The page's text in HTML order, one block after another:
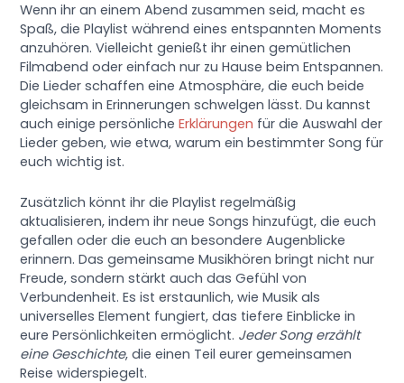
Wenn ihr an einem Abend zusammen seid, macht es
Spaß, die Playlist während eines entspannten Moments
anzuhören. Vielleicht genießt ihr einen gemütlichen
Filmabend oder einfach nur zu Hause beim Entspannen.
Die Lieder schaffen eine Atmosphäre, die euch beide
gleichsam in Erinnerungen schwelgen lässt. Du kannst
auch einige persönlicheErklärungen für die Auswahl der
Lieder geben, wie etwa, warum ein bestimmter Song für
euch wichtig ist.
Zusätzlich könnt ihr die Playlist regelmäßig
aktualisieren, indem ihr neue Songs hinzufügt, die euch
gefallen oder die euch an besondere Augenblicke
erinnern. Das gemeinsame Musikhören bringt nicht nur
Freude, sondern stärkt auch das Gefühl von
Verbundenheit. Es ist erstaunlich, wie Musik als
universelles Element fungiert, das tiefere Einblicke in
eure Persönlichkeiten ermöglicht. Jeder Song erzählt
eine Geschichte, die einen Teil eurer gemeinsamen
Reise widerspiegelt.